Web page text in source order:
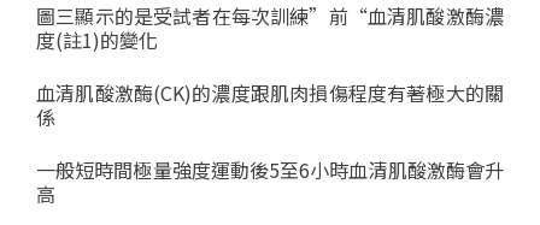
圖三顯示的是受試者在每次訓練”前“血清肌酸激酶濃
度(註1)的變化
血清肌酸激酶(CK)的濃度跟肌肉損傷程度有著極大的關
係
一般短時間極量強度運動後5至6小時血清肌酸激酶會升
高